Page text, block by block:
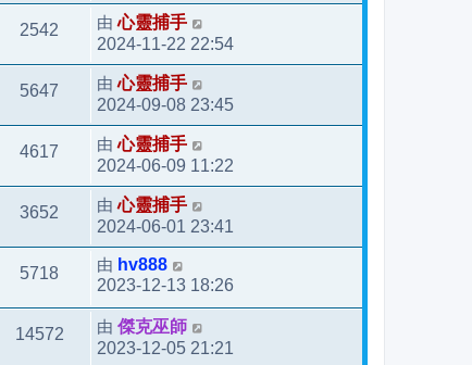
2542 由心靈捕手
2024-11-22 22:54
5647 由心靈捕手
2024-09-08 23:45
4617 由心靈捕手
2024-06-09 11:22
3652 由心靈捕手
2024-06-01 23:41
5718 由 hv888
2023-12-13 18:26
14572 由 傑克巫師
2023-12-05 21:21